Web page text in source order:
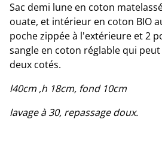
Sac demi lune en coton
ouate, et intérieur en coton BIO
poche zippée à l'extérieure et 2
sangle en coton réglable qui
deux cotés.
l40cm ,h 18cm, fond 10cm
lavage à 30, repassage doux.